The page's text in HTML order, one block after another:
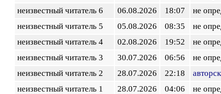
неизвестный читатель 6
06.08.2026 18:07
не
неизвестный читатель 5
05.08.2026 08:35
не
неизвестный читатель 4
02.08.2026 19:52
не
неизвестный читатель 3
30.07.2026 06:56
не
неизвестный читатель 2
28.07.2026 22:18
неизвестный читатель 1
28.07.2026 04:06 не